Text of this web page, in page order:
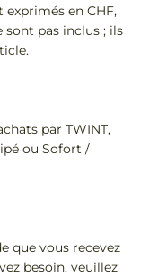
en CHF,
sont pas inclus ; ils
par TWINT,
ou Sofort /
que vous recevez
besoin, veuillez